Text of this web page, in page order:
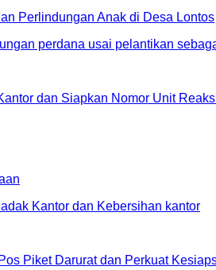
Perlindungan Anak di Desa Lontos
dan Siapkan Nomor Unit
Piket Darurat dan Perkuat